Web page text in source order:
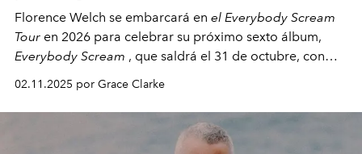
Florence Welch se embarcará en el Everybody Scream
Tour en 2026 para celebrar su próximo sexto álbum,
Everybody Scream , que saldrá el 31 de octubre, con
fechas en Norteamérica a partir de abril del próximo
02.11.2025 por Grace Clarke